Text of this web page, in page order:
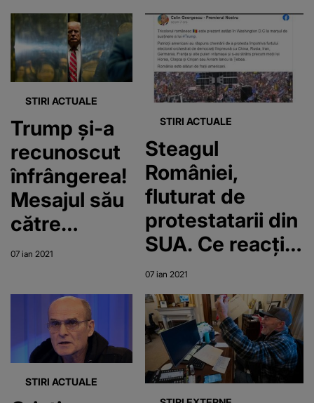
STIRI ACTUALE
Trump și-a
recunoscut
înfrângerea!
Mesajul său
către
americani.
întâmpla de
la 20
ianuarie
07 ian 2021
STIRI ACTUALE
Steagul
României,
fluturat de
protestatarii din
SUA. Ce reacție
a avut AUR
07 ian 2021
STIRI ACTUALE